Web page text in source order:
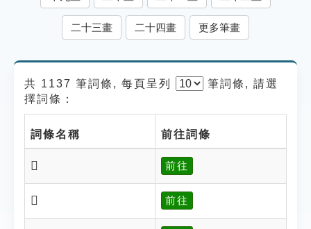
教學應用
二十三畫 二十四畫 更多筆畫
共 1137 筆詞條, 每頁呈列 筆詞條, 請選
擇詞條：
詞條名稱 前往詞條
𧖏 前往
𧖑 前往